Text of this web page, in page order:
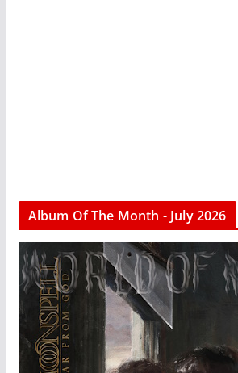
Album Of The Month - July 2026